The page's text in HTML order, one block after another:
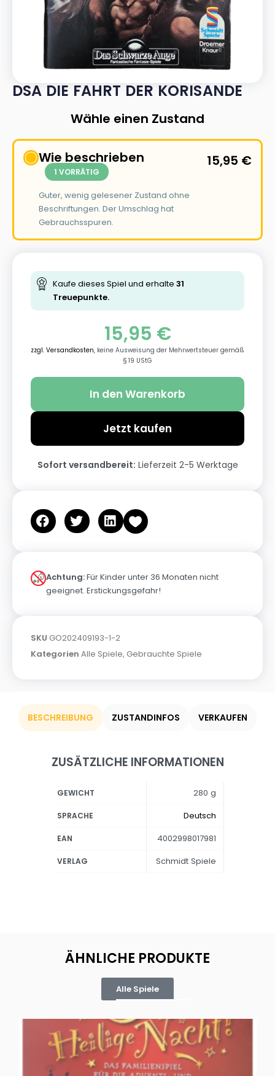
DSA DIE FAHRT DER KORISANDE
Wähle einen Zustand
Wie beschrieben
1 VORRÄTIG
Guter, wenig gelesener Zustand ohne
Beschriftungen. Der Umschlag hat
Gebrauchsspuren.
15,95 €
Kaufe dieses Spiel und erhalte 31
Treuepunkte.
15,95 €
zzgl. Versandkosten, keine Ausweisung der Mehrwertsteuer gemäß
§ 19 UStG
In den Warenkorb
Jetzt kaufen
Sofort versandbereit: Lieferzeit 2-5 Werktage
Achtung:Für Kinder unter 36 Monaten nicht
geeignet. Erstickungsgefahr!
SKU GO202409193-1-2
Kategorien Alle Spiele, Gebrauchte Spiele
BESCHREIBUNG ZUSTANDINFOS VERKAUFEN
ZUSÄTZLICHE INFORMATIONEN
GEWICHT 280 g
SPRACHE Deutsch
EAN 4002998017981
VERLAG Schmidt Spiele
ÄHNLICHE PRODUKTE
Alle Spiele